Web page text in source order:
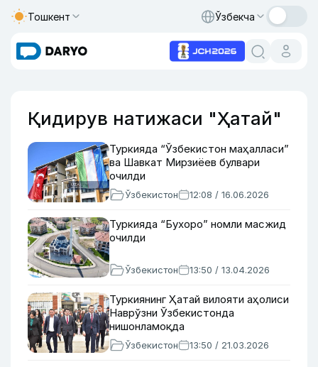
Тошкент Ўзбекча
Қидирув натижаси "Ҳатай"
Туркияда “Ўзбекистон маҳалласи”
ва Шавкат Мирзиёев булвари
очилди
Ўзбекистон 12:08 / 16.06.2026
Туркияда “Бухоро” номли масжид
очилди
Ўзбекистон 13:50 / 13.04.2026
Туркиянинг Ҳатай вилояти аҳолиси
Наврўзни Ўзбекистонда
нишонламоқда
Ўзбекистон 13:50 / 21.03.2026